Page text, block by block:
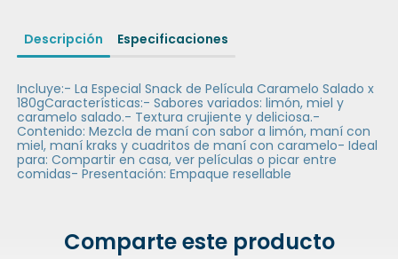
Descripción Especificaciones
Incluye:- La Especial Snack de Película Caramelo Salado x
180gCaracterísticas:- Sabores variados: limón, miel y
caramelo salado.- Textura crujiente y deliciosa.-
Contenido: Mezcla de maní con sabor a limón, maní con
miel, maní kraks y cuadritos de maní con caramelo- Ideal
para: Compartir en casa, ver películas o picar entre
comidas- Presentación: Empaque resellable
Comparte este producto